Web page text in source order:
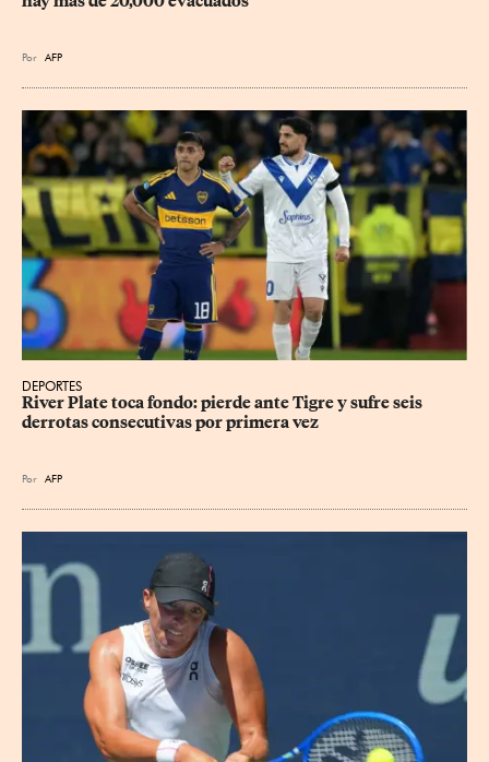
Por AFP
DEPORTES
River Plate toca fondo: pierde ante Tigre y sufre seis
derrotas consecutivas por primera vez
Por AFP